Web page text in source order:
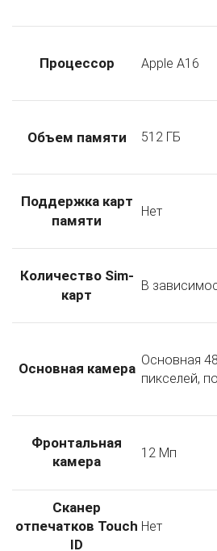
Процессор Apple А16
Объем памяти 512 ГБ
Поддержка карт
памяти
Нет
Количество Sim-
карт
В
Основная камера
Основная
пикселей,
Фронтальная
камера
12 Мп
Сканер
отпечатков Touch
ID
Нет